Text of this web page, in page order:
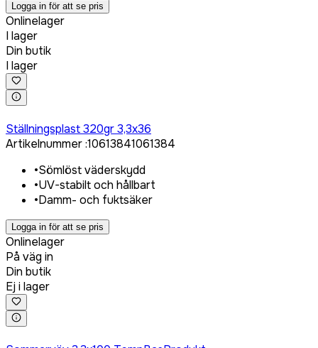
Logga in för att se pris
Onlinelager
I lager
Din butik
I lager
Ställningsplast 320gr 3,3x36
Artikelnummer:10613841061384
•Sömlöst väderskydd
•UV-stabilt och hållbart
•Damm- och fuktsäker
Logga in för att se pris
Onlinelager
På väg in
Din butik
Ej i lager